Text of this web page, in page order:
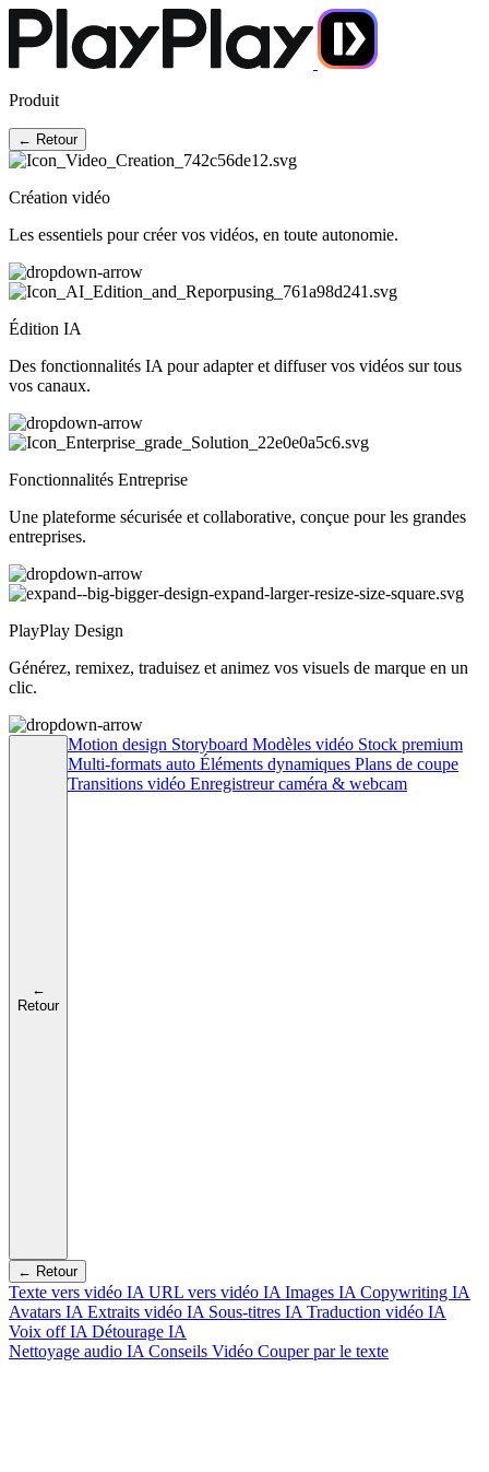
Produit
← Retour
Création vidéo
Les essentiels pour créer vos vidéos, en toute autonomie.
Édition IA
Des fonctionnalités IA pour adapter et diffuser vos vidéos sur tous
vos canaux.
Fonctionnalités Entreprise
Une plateforme sécurisée et collaborative, conçue pour les grandes
entreprises.
PlayPlay Design
Générez, remixez, traduisez et animez vos visuels de marque en un
clic.
←
Retour
Motion design Storyboard Modèles vidéo Stock premium
Multi-formats auto Éléments dynamiques Plans de coupe
Transitions vidéo Enregistreur caméra & webcam
← Retour
Texte vers vidéo IA URL vers vidéo IA Images IA Copywriting IA
Avatars IA Extraits vidéo IA Sous-titres IA Traduction vidéo IA
Voix off IA Détourage IA
Nettoyage audio IA Conseils Vidéo Couper par le texte